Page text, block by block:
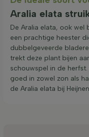
Aralia elata
De Aralia elata, ook wel
een prachtige heester
dubbelgeveerde
trekt deze plant bijen
schouwspel in de
goed in zowel zon als
de Aralia elata bij